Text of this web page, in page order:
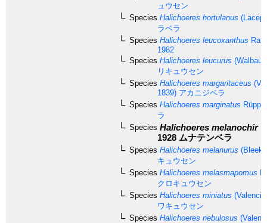
ュウセン
Species Halichoeres hortulanus
ラベラ
Species Halichoeres leucoxanthus
1982
Species Halichoeres leucurus
リキュウセン
Species Halichoeres margaritaceus
1839) アカニジベラ
Species Halichoeres marginatus
ラ
Species Halichoeres melanochir
1928 ムナテンベラ
Species Halichoeres melanurus
キュウセン
Species Halichoeres melasmapomus
クロキュウセン
Species Halichoeres miniatus
ワキュウセン
Species Halichoeres nebulosus